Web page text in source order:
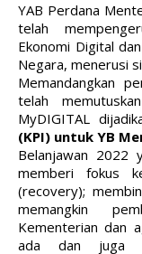
YAB Perdana
telah
Ekonomi Digital
Negara, menerusi
Memandangkan
telah
MyDIGITAL
(KPI) untuk YB
Belanjawan 2022
memberi fokus
(recovery);
memangkin
Kementerian dan
ada dan juga